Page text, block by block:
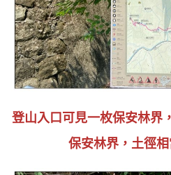
登山入口可見一枚保安林界
保安林界，土徑